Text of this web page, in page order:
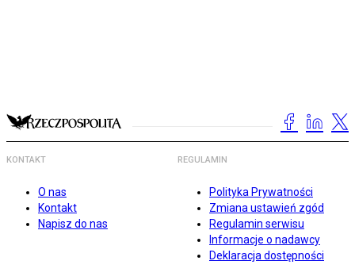
KONTAKT
O nas
Kontakt
Napisz do nas
REGULAMIN
Polityka Prywatności
Zmiana ustawień zgód
Regulamin serwisu
Informacje o nadawcy
Deklaracja dostępności